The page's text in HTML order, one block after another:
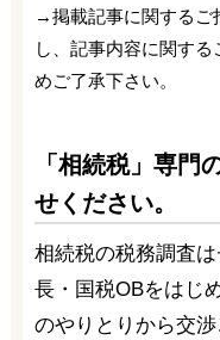
→掲載記事に関するご
し、記事内容に関す
めご了承下さい。
「相続税」専門
せください。
相続税の税務調査
長・国税OBをはじ
のやりとりから交